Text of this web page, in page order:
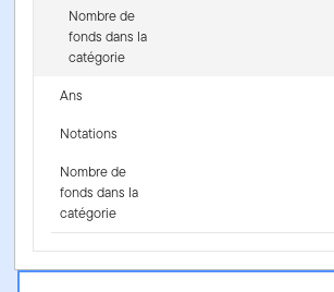
Nombre de
fonds dans la
catégorie
Ans
Notations
Nombre de
fonds dans la
catégorie